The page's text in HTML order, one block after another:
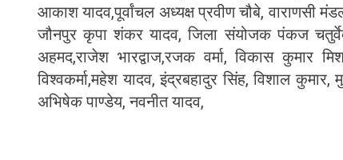
आकाश यादव,पूर्वांचल अध्यक्ष प्रवीण चौबे, वाराणसी
जौनपुर कृपा शंकर यादव, जिला संयोजक पंकज
अहमद,राजेश भारद्वाज,रजक वर्मा, विकास कुमार
विश्वकर्मा,महेश यादव, इंद्रबहादुर सिंह, विशाल
अभिषेक पाण्डेय, नवनीत यादव,